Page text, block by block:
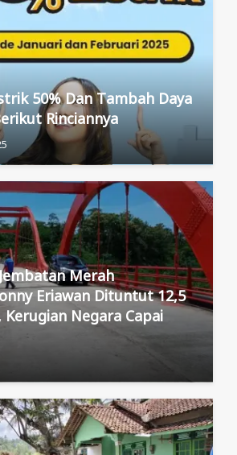
50% Dan Tambah Daya
Rinciannya
Merah
Eriawan Dituntut 12,5
Negara Capai